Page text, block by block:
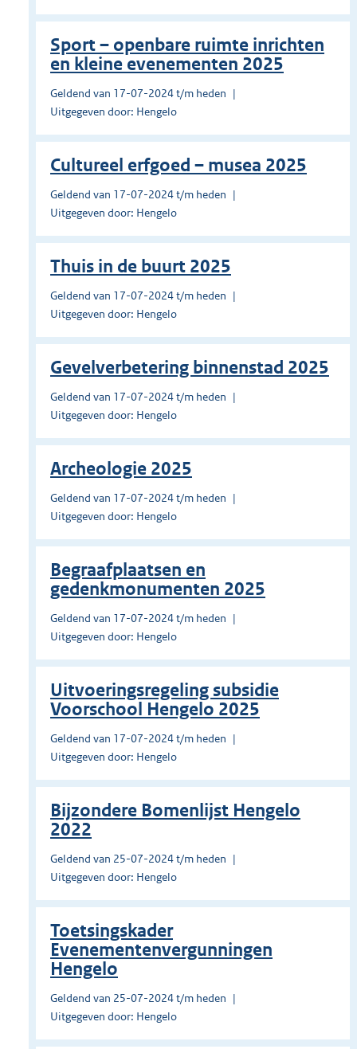
Sport – openbare ruimte inrichten
en kleine evenementen 2025
Geldend van 17-07-2024 t/m heden
Uitgegeven door: Hengelo
Cultureel erfgoed – musea 2025
Geldend van 17-07-2024 t/m heden
Uitgegeven door: Hengelo
Thuis in de buurt 2025
Geldend van 17-07-2024 t/m heden
Uitgegeven door: Hengelo
Gevelverbetering binnenstad 2025
Geldend van 17-07-2024 t/m heden
Uitgegeven door: Hengelo
Archeologie 2025
Geldend van 17-07-2024 t/m heden
Uitgegeven door: Hengelo
Begraafplaatsen en
gedenkmonumenten 2025
Geldend van 17-07-2024 t/m heden
Uitgegeven door: Hengelo
Uitvoeringsregeling subsidie
Voorschool Hengelo 2025
Geldend van 17-07-2024 t/m heden
Uitgegeven door: Hengelo
Bijzondere Bomenlijst Hengelo
2022
Geldend van 25-07-2024 t/m heden
Uitgegeven door: Hengelo
Toetsingskader
Evenementenvergunningen
Hengelo
Geldend van 25-07-2024 t/m heden
Uitgegeven door: Hengelo